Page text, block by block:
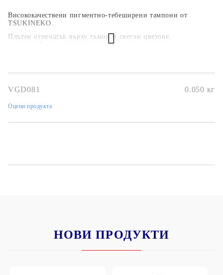
Висококачествени пигментно-тебеширени тампони от
TSUKINEKO.
Плътен отпечатък върху тъмни и светли цветове
VGD081 0.050 кг
Оцени продукта
НОВИ ПРОДУКТИ